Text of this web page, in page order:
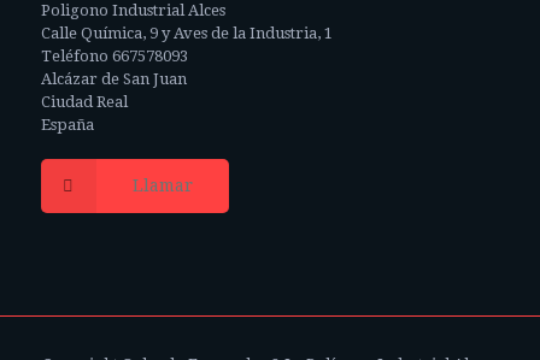
Poligono Industrial Alces
Calle Química, 9 y Aves de la Industria, 1
Teléfono 667578093
Alcázar de San Juan
Ciudad Real
España
Llamar